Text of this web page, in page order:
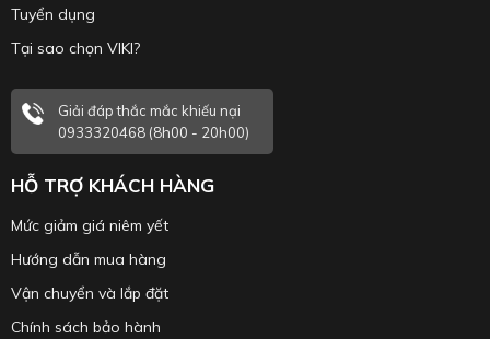
Tuyển dụng
Tại sao chọn VIKI?
Giải đáp thắc mắc khiếu nại
0933320468 (8h00 - 20h00)
HỖ TRỢ KHÁCH HÀNG
Mức giảm giá niêm yết
Hướng dẫn mua hàng
Vận chuyển và lắp đặt
Chính sách bảo hành